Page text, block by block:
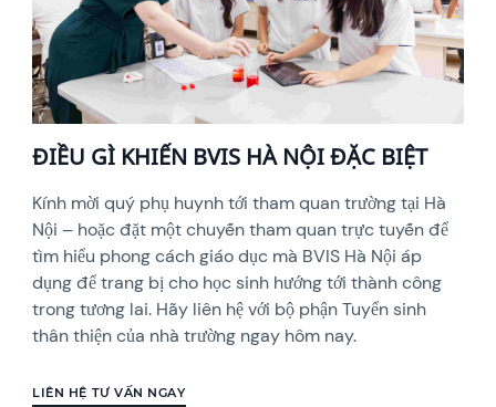
ĐIỀU GÌ KHIẾN BVIS HÀ NỘI ĐẶC BIỆT
Kính mời quý phụ huynh tới tham quan trường tại Hà
Nội – hoặc đặt một chuyến tham quan trực tuyến để
tìm hiểu phong cách giáo dục mà BVIS Hà Nội áp
dụng để trang bị cho học sinh hướng tới thành công
trong tương lai. Hãy liên hệ với bộ phận Tuyển sinh
thân thiện của nhà trường ngay hôm nay.
LIÊN HỆ TƯ VẤN NGAY